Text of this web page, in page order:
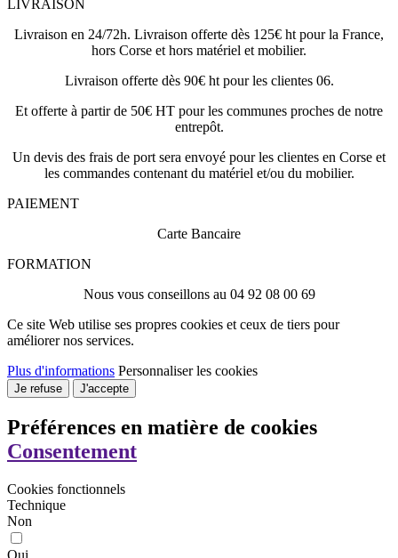
LIVRAISON
Livraison en 24/72h. Livraison offerte dès 125€ ht pour la France,
hors Corse et hors matériel et mobilier.
Livraison offerte dès 90€ ht pour les clientes 06.
Et offerte à partir de 50€ HT pour les communes proches de notre
entrepôt.
Un devis des frais de port sera envoyé pour les clientes en Corse et
les commandes contenant du matériel et/ou du mobilier.
PAIEMENT
Carte Bancaire
FORMATION
Nous vous conseillons au 04 92 08 00 69
Ce site Web utilise ses propres cookies et ceux de tiers pour
améliorer nos services.
Plus d'informations Personnaliser les cookies
Je refuse J'accepte
Préférences en matière de cookies
Consentement
Cookies fonctionnels
Technique
Non
Oui